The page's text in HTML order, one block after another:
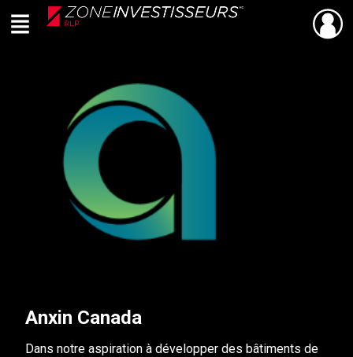
Live
En Direct
Menu Retour PARTAGER
Anxin Canada
Dans notre aspiration à développer des bâtiments de